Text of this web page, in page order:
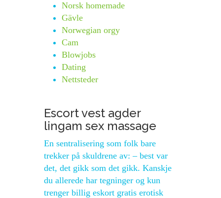
Norsk homemade
Gävle
Norwegian orgy
Cam
Blowjobs
Dating
Nettsteder
Escort vest agder
lingam sex massage
En sentralisering som folk bare
trekker på skuldrene av: – best var
det, det gikk som det gikk. Kanskje
du allerede har tegninger og kun
trenger billig eskort gratis erotisk